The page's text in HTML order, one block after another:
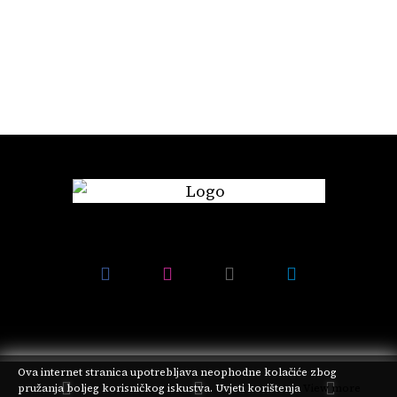
Ova internet stranica upotrebljava neophodne kolačiće zbog
pružanja boljeg korisničkog iskustva. Uvjeti korištenja View more